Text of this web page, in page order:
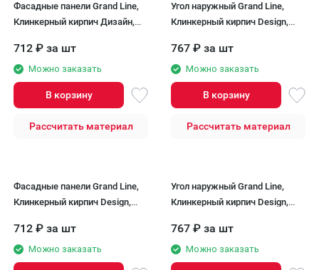
Фасадные панели Grand Line,
Клинкерный кирпич Дизайн,
712 ₽ за шт
Можно заказать
В корзину
Рассчитать материал
Угол наружный Grand Line,
Клинкерный кирпич Design,
767 ₽ за шт
Можно заказать
В корзину
Рассчитать материал
Фасадные панели Grand Line,
Клинкерный кирпич Design,
712 ₽ за шт
Можно заказать
Угол наружный Grand Line,
Клинкерный кирпич Design,
767 ₽ за шт
Можно заказать